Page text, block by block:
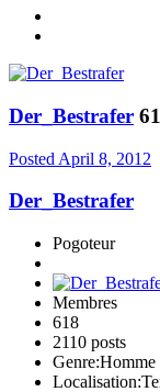
Der_Bestrafer
Posted April 8, 2012
Der_Bestrafer
Pogoteur
Membres
618
2110 posts
Genre:Homme
Localisation: